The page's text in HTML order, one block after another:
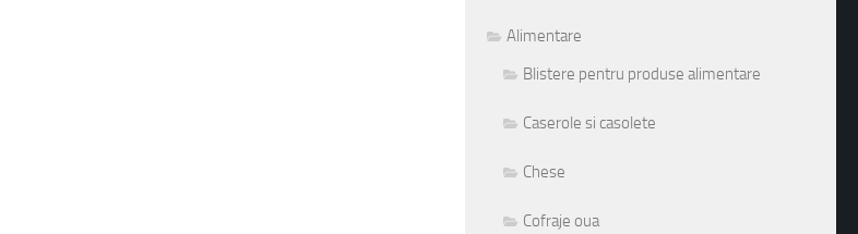
Alimentare
Blistere pentru produse alimentare
Caserole si casolete
Chese
Cofraje oua